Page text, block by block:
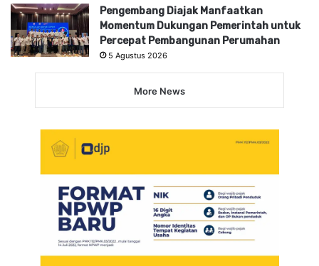
Pengembang Diajak Manfaatkan
Momentum Dukungan Pemerintah untuk
Percepat Pembangunan Perumahan
5 Agustus 2026
More News